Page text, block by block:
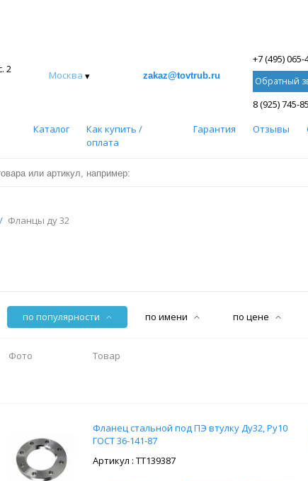
2
Москва ▾ zakaz@tovtrub.ru
+7 (495) 065-
Обратный
8 (925) 745-
Каталог
Как купить /
оплата
Гарантия Отзывы
/ Фланцы ду 32
по популярности по имени по цене
Фото Товар
Фланец стальной под ПЭ втулку Ду32, Ру10
ГОСТ 36-141-87
: ТТ139387